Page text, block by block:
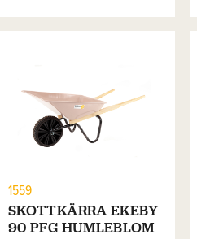
1559
SKOTTKÄRRA EKEBY
90 PFG HUMLEBLOM